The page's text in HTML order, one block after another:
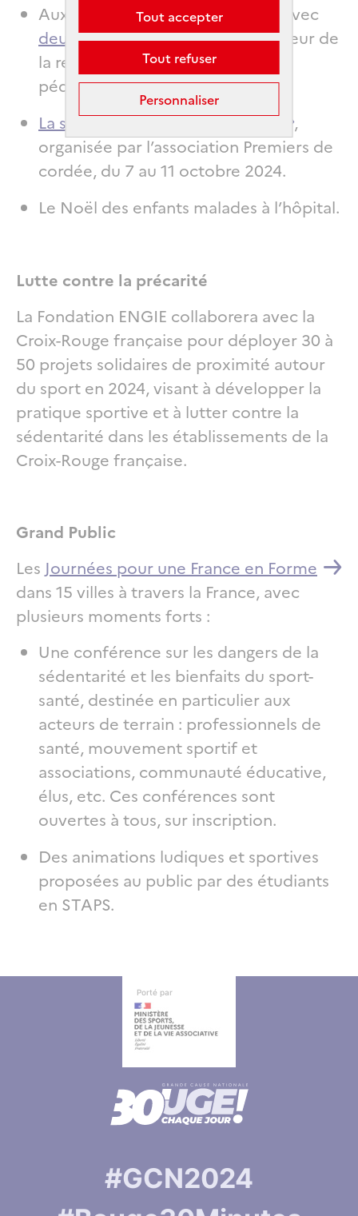
Tout accepter
Tout refuser
Personnaliser
Aux côtés d’Imagine For Margo, avec
deux courses solidaires
en faveur de
la recherche contre les cancers
pédiatriques.
La semaine du sport à l’hôpital
,
organisée par l’association Premiers de
cordée, du 7 au 11 octobre 2024.
Le Noël des enfants malades à l’hôpital.
Lutte contre la précarité
La Fondation ENGIE collaborera avec la
Croix-Rouge française pour déployer 30 à
50 projets solidaires de proximité autour
du sport en 2024, visant à développer la
pratique sportive et à lutter contre la
sédentarité dans les établissements de la
Croix-Rouge française.
Grand Public
Les Journées pour une France en Forme
dans 15 villes à travers la France, avec
plusieurs moments forts :
Une conférence sur les dangers de la
sédentarité et les bienfaits du sport-
santé, destinée en particulier aux
acteurs de terrain : professionnels de
santé, mouvement sportif et
associations, communauté éducative,
élus, etc. Ces conférences sont
ouvertes à tous, sur inscription.
Des animations ludiques et sportives
proposées au public par des étudiants
en STAPS.
Autres informations
Autres informations
Porté par
#GCN2024